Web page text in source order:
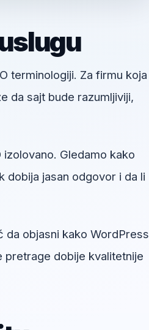
terminologiji. Za firmu koja
da sajt bude razumljiviji,
Gledamo kako
dobija jasan odgovor i da li
da objasni kako WordPress
pretrage dobije kvalitetnije